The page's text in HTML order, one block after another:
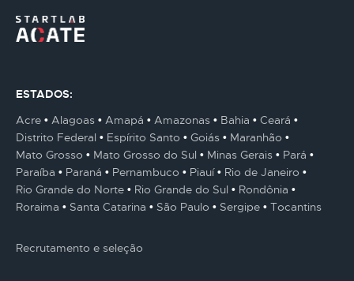
ESTADOS:
Acre
Alagoas Amapá Amazonas Bahia
Ceará
Distrito Federal
Espírito Santo Goiás
Maranhão
Mato Grosso
Mato Grosso do Sul Minas Gerais
Pará
Paraíba
Paraná Pernambuco Piauí
Rio de Janeiro
Rio Grande do Norte
Rio Grande do Sul
Rondônia
Roraima
Santa Catarina São Paulo Sergipe Tocantins
Recrutamento e seleção